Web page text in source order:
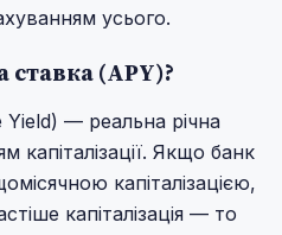
усього.
(APY)?
— реальна річна
капіталізації. Якщо банк
капіталізацією,
капіталізація — то